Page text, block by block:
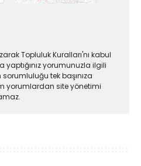
Topluluk Kuralları'nı kabul
yorumunuzla ilgili
tek başınıza
yorumlardan site yönetimi